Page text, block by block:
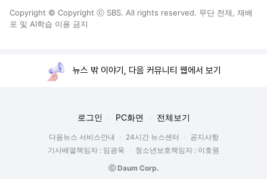
Copyright © Copyright ⓒ SBS. All rights reserved. 무단 전재, 재배
포 및 AI학습 이용 금지
뉴스 밖 이야기, 다음 커뮤니티 웹에서 보기
로그인 PC화면 전체보기
다음뉴스 서비스안내 24시간 뉴스센터
공지사항
기사배열책임자 : 임광욱
청소년보호책임자 : 이호원
ⓒ Daum Corp.